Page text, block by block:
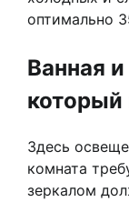
оптимально
Ванная
который
Здесь
комната
зеркалом